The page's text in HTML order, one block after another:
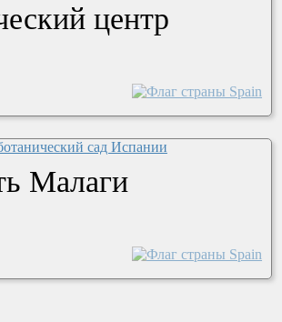
центр
Малаги